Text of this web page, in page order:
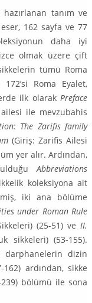
tanım ve
162 sayfa ve 77
daha iyi
olmak üzere çift
tümü Ro­ma
Roma Eyalet,
ilk olarak Preface
ailesi ile mevzubahis
The Zarifis family
(Giriş: Zarifis Ailesi
yer alır. Ar­dından,
Abbreviations
koleksiyona ait
iki ana bölüme
under Roman Rule
(25-51) ve II.
sikkeleri) (53-155).
darphanelerin dizin
162) ardından, sikke
bölümü ile sona